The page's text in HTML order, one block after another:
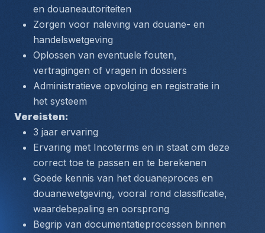
en douaneautoriteiten
Zorgen voor naleving van douane- en
handelswetgeving
Oplossen van eventuele fouten,
vertragingen of vragen in dossiers
Administratieve opvolging en registratie in
het systeem
Vereisten:
3 jaar ervaring
Ervaring met Incoterms en in staat om deze
correct toe te passen en te berekenen
Goede kennis van het douaneproces en
douanewetgeving, vooral rond classificatie,
waardebepaling en oorsprong
Begrip van documentatieprocessen binnen